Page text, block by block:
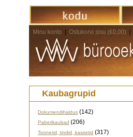
Minu konto Ostukorvi sisu (€0,00)
Kaubagrupid
Dokumendihaldus (142)
Paberikaubad (206)
Toonerid, tindid, kassetid (317)